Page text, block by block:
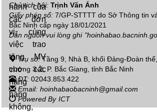
hành của
các đơn
vị, cùng
việc trao
tặng MV
cho các
hãng
hàng
không,
Chủ tịch hội: Trịnh Văn Ánh
Giấy phép số: 7/GP-STTTT do Sở Thông tin
Bắc Ninh cấp ngày 18/01/2021
Dẫn nguồn vui lòng ghi
Trụ sở:Tầng 9, Nhà B, khối Đảng-Đoàn
trường 3-2, P. Bắc Giang, tỉnh Bắc Ninh
ĐT: 02043.853.422
Email: hoinhabaobacninh@gmail.com
Powered By ICT